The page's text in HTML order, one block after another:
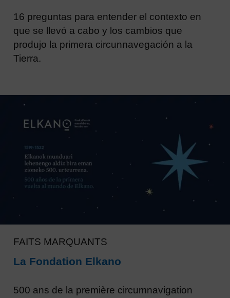
16 preguntas para entender el contexto en
que se llevó a cabo y los cambios que
produjo la primera circunnavegación a la
Tierra.
FAITS MARQUANTS
La Fondation Elkano
500 ans de la première circumnavigation